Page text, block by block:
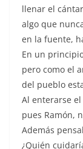
llenar el
algo que
en la fuente,
En un
pero como el
del pueblo
Al enterarse
pues Ramón,
Además
¿Quién